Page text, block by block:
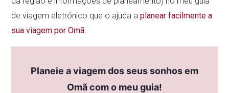
de viagem eletrónico que o ajuda aplanear facilmente a
sua viagem por Omã:
Planeie a viagem dos seus sonhos em
Omã com o meu guia!